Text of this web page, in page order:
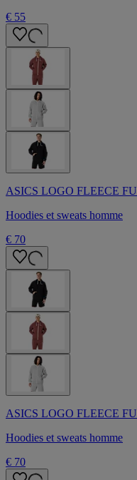
€ 55
ASICS LOGO FLEECE
Hoodies et sweats homme
€ 70
ASICS LOGO FLEECE
Hoodies et sweats homme
€ 70